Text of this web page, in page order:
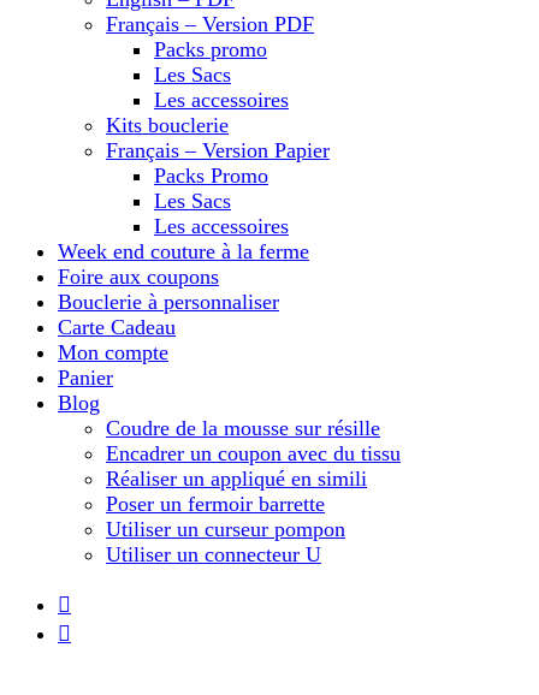
Français – Version PDF
Packs promo
Les Sacs
Les accessoires
Kits bouclerie
Français – Version Papier
Packs Promo
Les Sacs
Les accessoires
Week end couture à la ferme
Foire aux coupons
Bouclerie à personnaliser
Carte Cadeau
Mon compte
Panier
Blog
Coudre de la mousse sur résille
Encadrer un coupon avec du tissu
Réaliser un appliqué en simili
Poser un fermoir barrette
Utiliser un curseur pompon
Utiliser un connecteur U